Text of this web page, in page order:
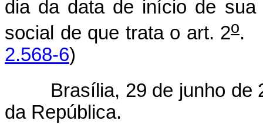
dia da data de início de sua
social de que trata o art. 2o.
2.568-6)
Brasília, 29 de junho de
da República.